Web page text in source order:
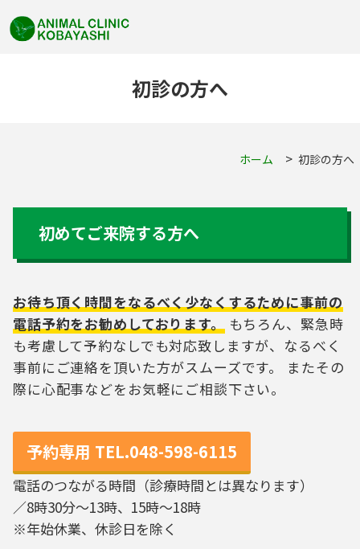
初診の方へ
ホーム 初診の方へ
初めてご来院する方へ
お待ち頂く時間をなるべく少なくするために事前の
電話予約をお勧めしております。もちろん、緊急時
も考慮して予約なしでも対応致しますが、なるべく
事前にご連絡を頂いた方がスムーズです。 またその
際に心配事などをお気軽にご相談下さい。
予約専用 TEL.048-598-6115
電話のつながる時間（診療時間とは異なります）
／8時30分〜13時、15時〜18時
※年始休業、休診日を除く